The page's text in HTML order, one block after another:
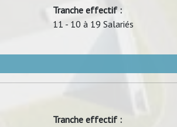
Tranche effectif :
11 - 10 à 19 Salariés
Tranche effectif :